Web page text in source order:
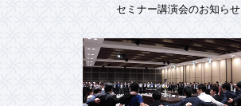
セミナー講演会のお知らせ